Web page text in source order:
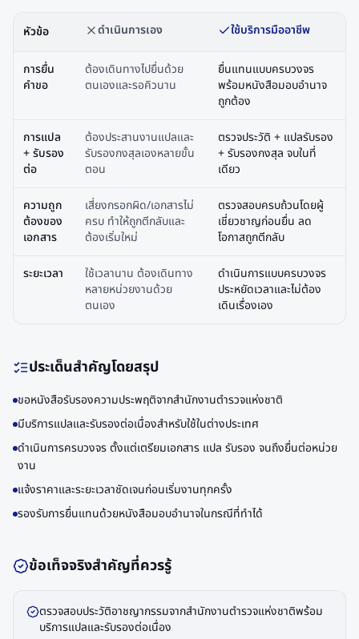
หัวข้อ ดำเนินการเอง ใช้บริการมืออาชีพ
การยื่น
คำขอ
ต้องเดินทางไปยื่นด้วย
ตนเองและรอคิวนาน
ยื่นแทนแบบครบวงจร
พร้อมหนังสือมอบอำนาจ
ถูกต้อง
การแปล
+ รับรอง
ต่อ
ต้องประสานงานแปลและ
รับรองกงสุลเองหลายขั้น
ตอน
ตรวจประวัติ + แปลรับรอง
+ รับรองกงสุล จบในที่
เดียว
ความถูก
ต้องของ
เอกสาร
เสี่ยงกรอกผิด/เอกสารไม่
ครบ ทำให้ถูกตีกลับและ
ต้องเริ่มใหม่
ตรวจสอบครบถ้วนโดยผู้
เชี่ยวชาญก่อนยื่น ลด
โอกาสถูกตีกลับ
ระยะเวลา
ใช้เวลานาน ต้องเดินทาง
หลายหน่วยงานด้วย
ตนเอง
ดำเนินการแบบครบวงจร
ประหยัดเวลาและไม่ต้อง
เดินเรื่องเอง
ประเด็นสำคัญโดยสรุป
ขอหนังสือรับรองความประพฤติจากสำนักงานตำรวจแห่งชาติ
มีบริการแปลและรับรองต่อเนื่องสำหรับใช้ในต่างประเทศ
ดำเนินการครบวงจร ตั้งแต่เตรียมเอกสาร แปล รับรอง จนถึงยื่นต่อหน่วย
งาน
แจ้งราคาและระยะเวลาชัดเจนก่อนเริ่มงานทุกครั้ง
รองรับการยื่นแทนด้วยหนังสือมอบอำนาจในกรณีที่ทำได้
ข้อเท็จจริงสำคัญที่ควรรู้
ตรวจสอบประวัติอาชญากรรมจากสำนักงานตำรวจแห่งชาติพร้อม
บริการแปลและรับรองต่อเนื่อง